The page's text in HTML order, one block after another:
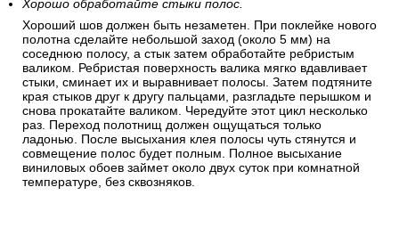
нет ли складок, неровностей и воздушных пузырей.
Хорошо обработайте стыки полос.
Хороший шов должен быть незаметен. При поклейке нового
полотна сделайте небольшой заход (около 5 мм) на
соседнюю полосу, а стык затем обработайте ребристым
валиком. Ребристая поверхность валика мягко вдавливает
стыки, сминает их и выравнивает полосы. Затем подтяните
края стыков друг к другу пальцами, разгладьте перышком и
снова прокатайте валиком. Чередуйте этот цикл несколько
раз. Переход полотнищ должен ощущаться только
ладонью. После высыхания клея полосы чуть стянутся и